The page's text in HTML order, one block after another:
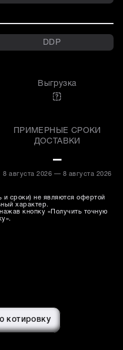
DDP
Выгрузка
ПРИМЕРНЫЕ СРОКИ
ДОСТАВКИ
–
8 августа 2026 — 8 августа 2026
и сроки) не являются офертой
характер.
кнопку «Получить точную
котировку